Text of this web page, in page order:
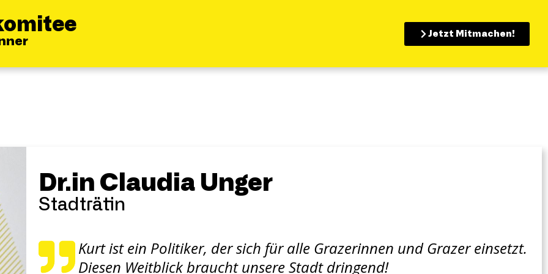
Jetzt Mitmachen!
Dr.in Claudia Unger
Stadträtin
Kurt ist ein Politiker, der sich für alle Grazerinnen und Grazer einsetzt.
Diesen Weitblick braucht unsere Stadt dringend!